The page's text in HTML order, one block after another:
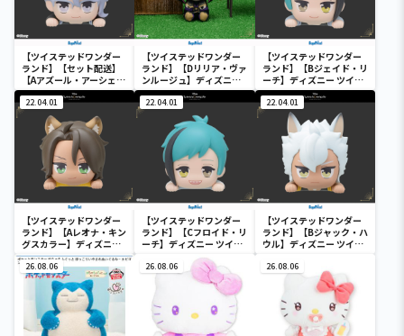
【ツイステッドワンダー
ランド】【セット配送】
【Aアズール・アーシェン
グロット】ディズニー ツ
イステッドワンダーラン
ド ちょこのせ [MP]ミニ
フィギュア “オクタヴィ
ネル寮”
【ツイステッドワンダー
ランド】【Dリリア・ヴァ
ンルージュ】ディズニー
ツイステッドワンダーラ
ンド& you[MP]式典服
[KCM]“ディアソムニア
【ツイステッドワンダー
ランド】【Bジェイド・リ
ーチ】ディズニー ツイス
テッドワンダーランド ち
ょこのせ [MP]ミニフィギ
ュア “オクタヴィネル寮”
22.04.01
【ツイステッドワンダー
ランド】【Aレオナ・キン
グスカラー】ディズニー
ツイステッドワンダーラ
ンド ちょこのせ [MP]ミ
ニフィギュア “サバナク
ロー寮”
22.04.01
【ツイステッドワンダー
ランド】【Cフロイド・リ
ーチ】ディズニー ツイス
テッドワンダーランド ち
ょこのせ [MP]ミニフィギ
ュア “オクタヴィネル寮”
22.04.01
【ツイステッドワンダー
ランド】【Bジャック・ハ
ウル】ディズニー ツイス
ょこのせ [MP]ミニフィギ
ュア “サバナクロー寮”
26.08.06 26.08.06 26.08.06